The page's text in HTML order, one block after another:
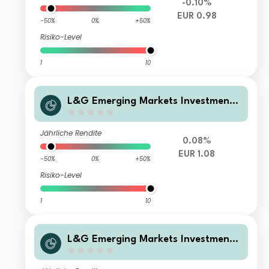
-50% 0% +50%
Risiko-Level
1 10
-0.10%
EUR 0.98
L&G Emerging Markets Investment
nd Fund I EUR Acc
Jährliche Rendite
-50% 0% +50%
Risiko-Level
1 10
0.08%
EUR 1.08
L&G Emerging Markets Investment
nd Fund Z USD Acc